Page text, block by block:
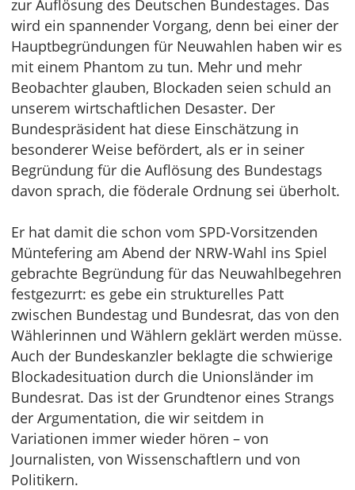
zur Auflösung des Deutschen Bundestages. Das
wird ein spannender Vorgang, denn bei einer der
Hauptbegründungen für Neuwahlen haben wir es
mit einem Phantom zu tun. Mehr und mehr
Beobachter glauben, Blockaden seien schuld an
unserem wirtschaftlichen Desaster. Der
Bundespräsident hat diese Einschätzung in
besonderer Weise befördert, als er in seiner
Begründung für die Auflösung des Bundestags
davon sprach, die föderale Ordnung sei überholt.
Er hat damit die schon vom SPD-Vorsitzenden
Müntefering am Abend der NRW-Wahl ins Spiel
gebrachte Begründung für das Neuwahlbegehren
festgezurrt: es gebe ein strukturelles Patt
zwischen Bundestag und Bundesrat, das von den
Wählerinnen und Wählern geklärt werden müsse.
Auch der Bundeskanzler beklagte die schwierige
Blockadesituation durch die Unionsländer im
Bundesrat. Das ist der Grundtenor eines Strangs
der Argumentation, die wir seitdem in
Variationen immer wieder hören – von
Journalisten, von Wissenschaftlern und von
Politikern.